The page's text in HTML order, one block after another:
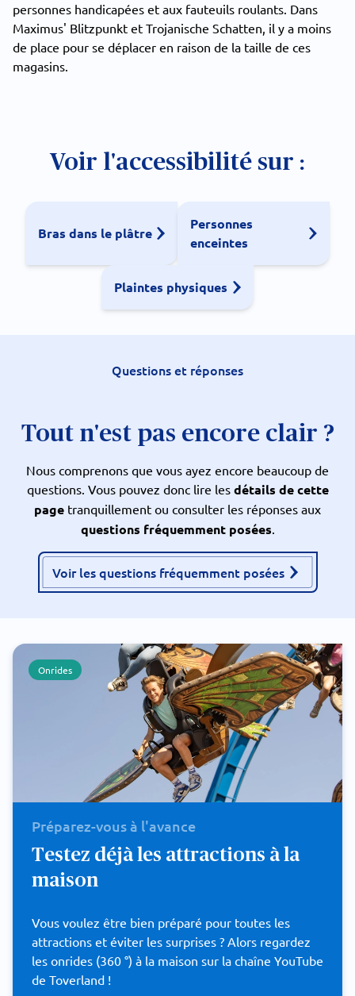
personnes handicapées et aux fauteuils roulants. Dans
Maximus' Blitzpunkt et Trojanische Schatten, il y a moins
de place pour se déplacer en raison de la taille de ces
magasins.
Voir l'accessibilité sur :
Bras dans le plâtre
Personnes
enceintes
Plaintes physiques
Questions et réponses
Tout n'est pas encore clair ?
Nous comprenons que vous ayez encore beaucoup de
questions. Vous pouvez donc lire les détails de cette
page tranquillement ou consulter les réponses aux
questions fréquemment posées.
Voir les questions fréquemment posées
Onrides
Préparez-vous à l'avance
Testez déjà les attractions à la
maison
Vous voulez être bien préparé pour toutes les
attractions et éviter les surprises ? Alors regardez
les onrides (360 °) à la maison sur la chaîne YouTube
de Toverland !